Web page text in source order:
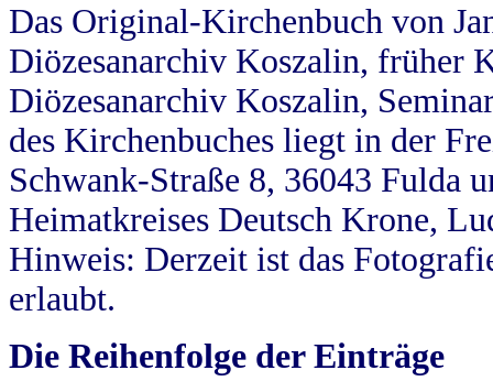
Das Original-Kirchenbuch von
Diözesanarchiv Koszalin, früher
Diözesanarchiv Koszalin,
des Kirchenbuches liegt in der
Schwank-Straße 8, 36043 Fulda
Heimatkreises Deutsch Krone,
Hinweis: Derzeit ist das
erlaubt.
Die Reihenfolge der Einträge